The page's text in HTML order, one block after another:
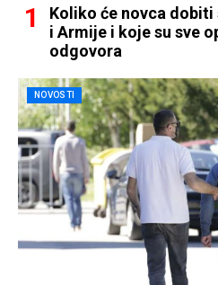
Koliko će novca
i Armije i koje su sve
odgovora
NOVOSTI